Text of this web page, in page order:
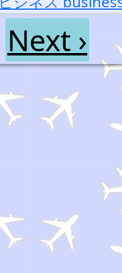
Next ›